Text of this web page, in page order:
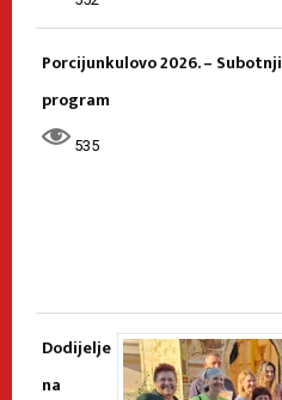
Porcijunkulovo 2026. – Subotnji
program
535
Dodijelje
na